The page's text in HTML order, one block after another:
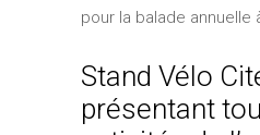
pour la balade annuelle
Stand Vélo
présentant